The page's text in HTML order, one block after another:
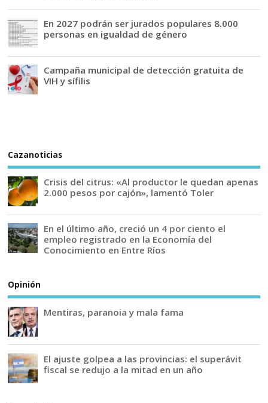
En 2027 podrán ser jurados populares 8.000
personas en igualdad de género
Campaña municipal de detección gratuita de
VIH y sífilis
Cazanoticias
Crisis del citrus: «Al productor le quedan apenas
2.000 pesos por cajón», lamentó Toler
En el último año, creció un 4 por ciento el
empleo registrado en la Economía del
Conocimiento en Entre Ríos
Opinión
Mentiras, paranoia y mala fama
El ajuste golpea a las provincias: el superávit
fiscal se redujo a la mitad en un año